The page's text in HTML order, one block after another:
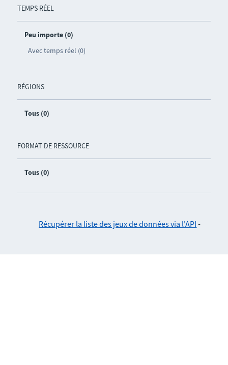
TEMPS RÉEL
Peu importe (0)
Avec temps réel (0)
RÉGIONS
Tous (0)
FORMAT DE RESSOURCE
Tous (0)
Récupérer la liste des jeux de données via l'API -